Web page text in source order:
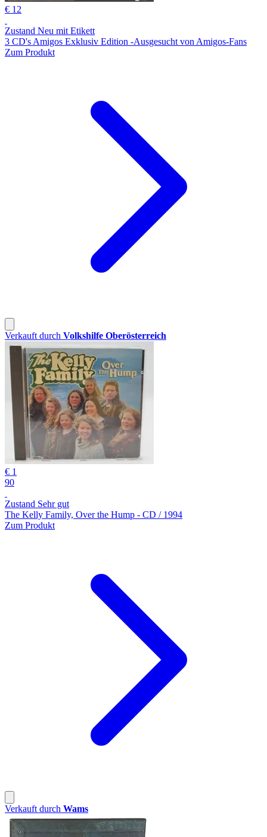
€ 12
Zustand Neu mit Etikett
3 CD's Amigos Exklusiv Edition -Ausgesucht von Amigos-Fans
Zum Produkt
Verkauft durch Volkshilfe Oberösterreich
€ 1
90
Zustand Sehr gut
The Kelly Family, Over the Hump - CD / 1994
Zum Produkt
Verkauft durch Wams